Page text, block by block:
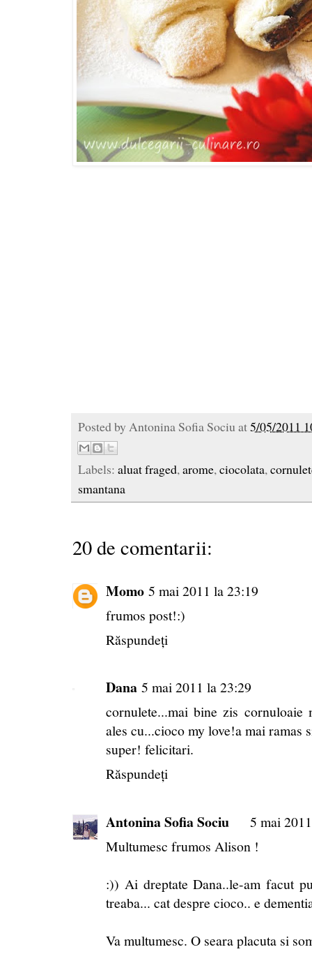
Posted by Antonina Sofia Sociu at5/05/2011
Labels: aluat fraged,arome,ciocolata,
smantana
20 de comentarii:
Momo 5 mai 2011 la 23:19
frumos post!:)
Răspundeți
Dana 5 mai 2011 la 23:29
cornulete...mai bine zis
ales cu...cioco my love!a mai ramas
super! felicitari.
Răspundeți
Antonina Sofia Sociu
5 mai
Multumesc frumos Alison !
:)) Ai dreptate Dana..le-am facut
treaba... cat despre cioco.. e
Va multumesc. O seara placuta si